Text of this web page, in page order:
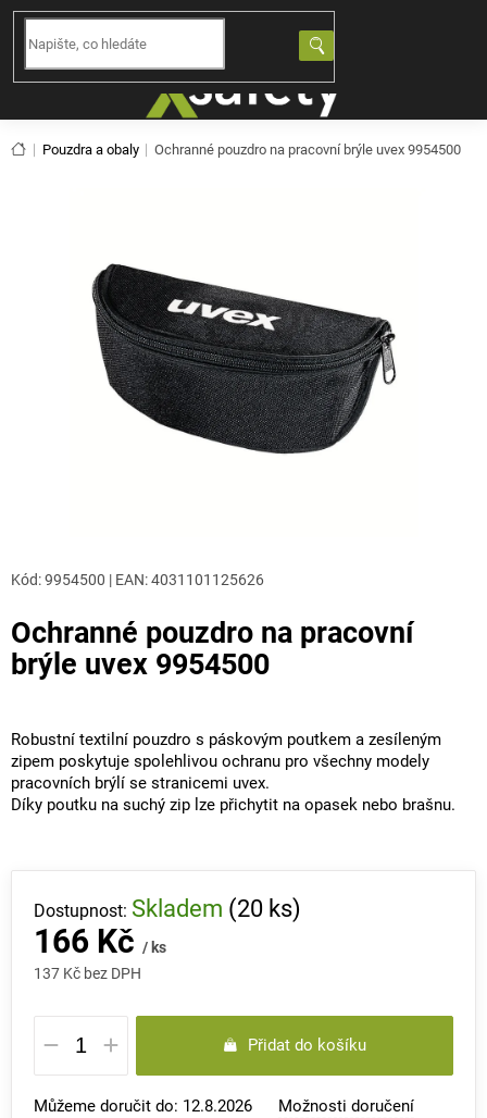
Přejít
obsah
Domů
Pouzdra a obaly Ochranné pouzdro na pracovní brýle uvex 9954500
Ochranné pouzdro na pracovní
brýle uvex 9954500
Kód:9954500 | EAN:4031101125626
Robustní textilní pouzdro s páskovým poutkem a zesíleným
zipem poskytuje spolehlivou ochranu pro všechny modely
pracovních brýlí se stranicemi uvex.
Díky poutku na suchý zip lze přichytit na opasek nebo brašnu.
166 Kč / ks
137 Kč bez DPH
Měrná
cena:
Skladem (20 ks)
Přidat do košíku
Můžeme doručit do: 12.8.2026 Možnosti doručení